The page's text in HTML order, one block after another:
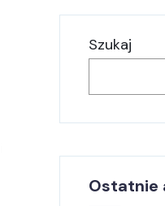
Szukaj
Ostatnie